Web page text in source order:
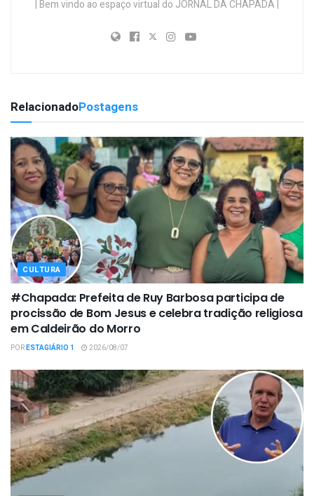
| Bem vindo ao espaço virtual do JORNAL DA CHAPADA |
RelacionadoPostagens
CULTURA
#Chapada: Prefeita de Ruy Barbosa participa de
procissão de Bom Jesus e celebra tradição religiosa
em Caldeirão do Morro
PORESTAGIÁRIO 1 2026/08/07